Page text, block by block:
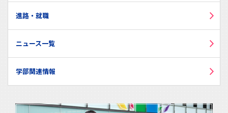
進路・就職
ニュース一覧
学部関連情報